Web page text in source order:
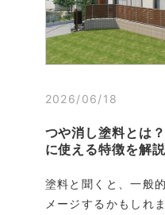
2026/06/18
つや消し塗料とは
に使える特徴を解説
塗料と聞くと、一般
メージするかもしれ